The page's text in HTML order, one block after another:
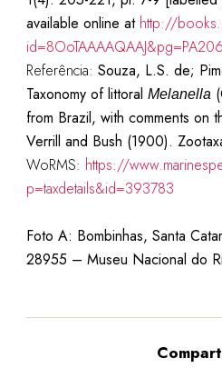
available online at http://
id=8OoTAAAAQAAJ&pg=PA206
Referência: Souza, L.S. de;
Taxonomy of littoral Melanella
from Brazil, with comments on
Verrill and Bush (1900).
WoRMS: https://
p=taxdetails&id=393783
Foto A: Bombinhas, Santa
28955 – Museu Nacional do